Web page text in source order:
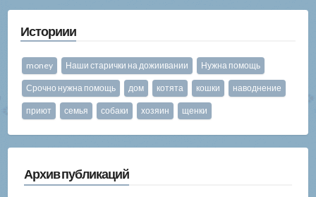
Историии
money Наши старички на дожиивании Нужна помощь
Срочно нужна помощь дом котята кошки наводнение
приют семья собаки хозяин щенки
Архив публикаций